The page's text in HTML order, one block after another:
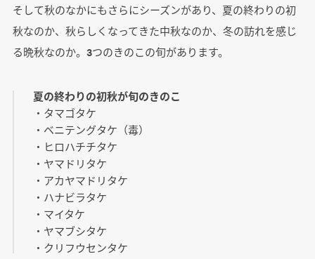
そして秋のなかにもさらにシーズンがあり、夏の終わりの初
秋なのか、秋らしくなってきた中秋なのか、冬の訪れを感じ
る晩秋なのか。3つのきのこの旬があります。
夏の終わりの初秋が旬のきのこ
・タマゴタケ
・ベニテングタケ（毒）
・ヒロハチチタケ
・ヤマドリタケ
・アカヤマドリタケ
・ハナビラタケ
・マイタケ
・ヤマブシタケ
・クリフウセンタケ